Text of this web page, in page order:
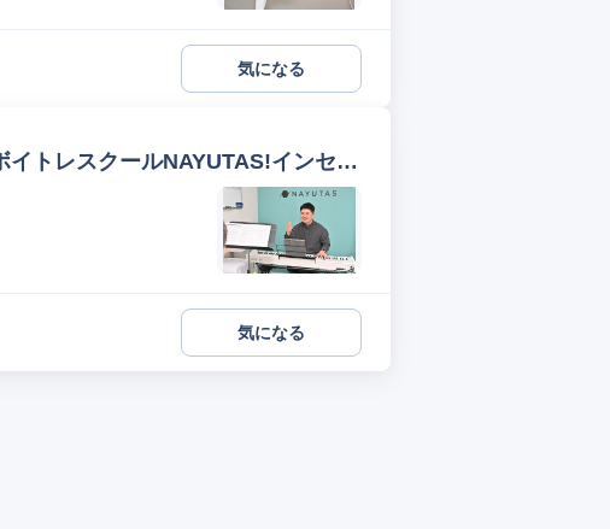
気になる
トレスクールNAYUTAS!インセン
気になる